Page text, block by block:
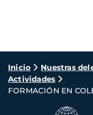
Ruta
de
navegación
Inicio Nuestras
Actividades
FORMACIÓN EN